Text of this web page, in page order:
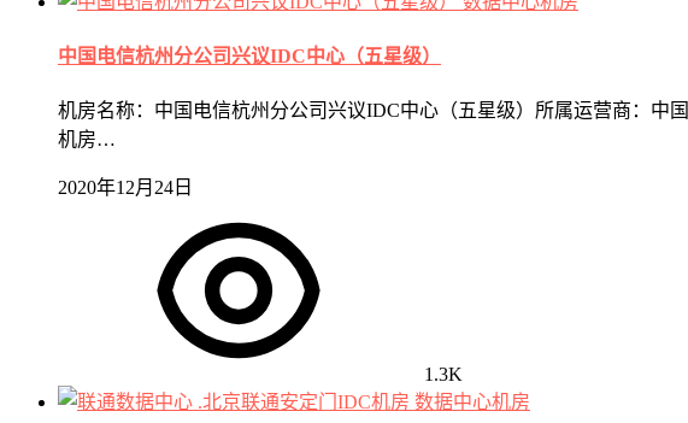
中国电信杭州分公司兴议IDC中心（五星级）
机房名称：中国电信杭州分公司兴议IDC中心（五星级）所属运营商：中
机房…
2020年12月24日
1.3K
数据中心机房